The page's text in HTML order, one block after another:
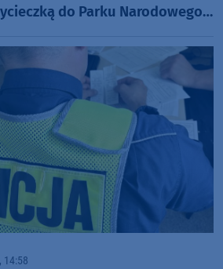
do Parku Narodowego
14:58